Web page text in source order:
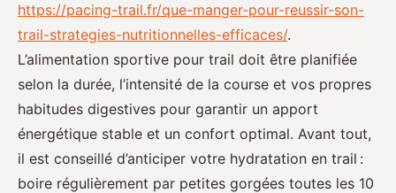
https://pacing-trail.fr/que-manger-pour-reussir-son-
trail-strategies-nutritionnelles-efficaces/.
L’alimentation sportive pour trail doit être planifiée
selon la durée, l’intensité de la course et vos propres
habitudes digestives pour garantir un apport
énergétique stable et un confort optimal. Avant tout,
il est conseillé d’anticiper votre hydratation en trail :
boire régulièrement par petites gorgées toutes les 10